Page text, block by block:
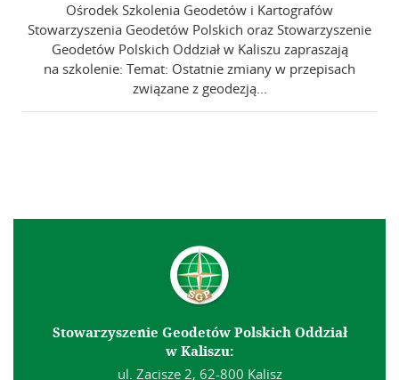
Ośrodek Szkolenia Geodetów i Kartografów
Stowarzyszenia Geodetów Polskich oraz Stowarzyszenie
Geodetów Polskich Oddział w Kaliszu zapraszają
na szkolenie: Temat: Ostatnie zmiany w przepisach
związane z geodezją...
Stowarzyszenie Geodetów Polskich Oddział
w Kaliszu:
ul. Zacisze 2, 62-800 Kalisz